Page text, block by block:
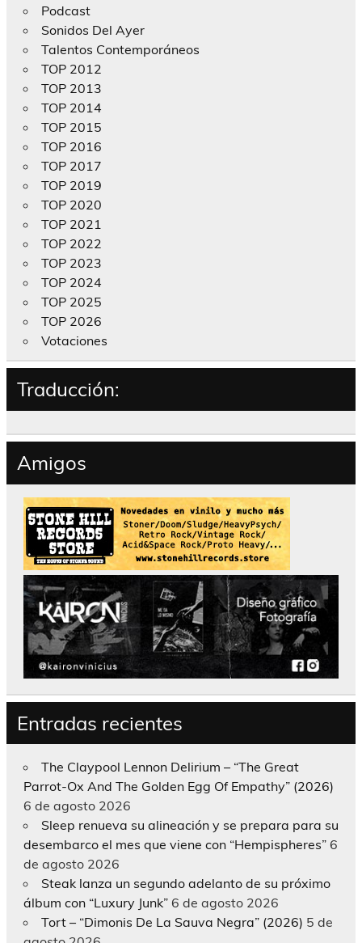
Podcast
Sonidos Del Ayer
Talentos Contemporáneos
TOP 2012
TOP 2013
TOP 2014
TOP 2015
TOP 2016
TOP 2017
TOP 2019
TOP 2020
TOP 2021
TOP 2022
TOP 2023
TOP 2024
TOP 2025
TOP 2026
Votaciones
Traducción:
Amigos
Entradas recientes
The Claypool Lennon Delirium – “The Great
Parrot-Ox And The Golden Egg Of Empathy” (2026)
6 de agosto 2026
Sleep renueva su alineación y se prepara para su
desembarco el mes que viene con “Hempispheres” 6
de agosto 2026
Steak lanza un segundo adelanto de su próximo
álbum con “Luxury Junk” 6 de agosto 2026
Tort – “Dimonis De La Sauva Negra” (2026) 5 de